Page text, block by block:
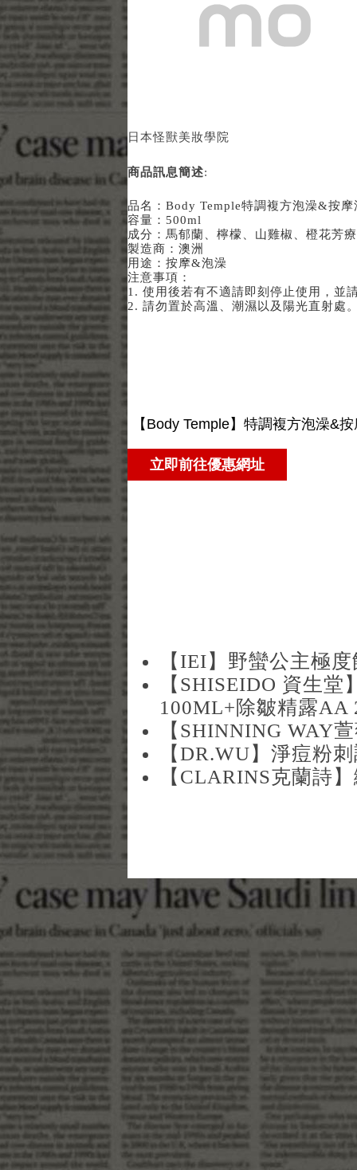
日本怪獸美妝學院
商品訊息簡述:
品名：Body Temple特調複方泡澡&按
容量：500ml
成分：馬郁蘭、檸檬、山雞椒、橙花芳
製造商：澳洲
用途：按摩&泡澡
注意事項：
1. 使用後若有不適請即刻停止使用，並
2. 請勿置於高溫、潮濕以及陽光直射處
【IEI】野蠻公主極
【SHISEIDO 資生
100ML+除皺精露AA
【SHINNING WAY
【DR.WU】淨痘粉
【CLARINS克蘭詩